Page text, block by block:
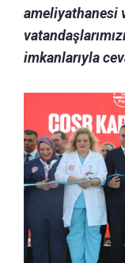
ameliyathanesi
imkanlarıyla